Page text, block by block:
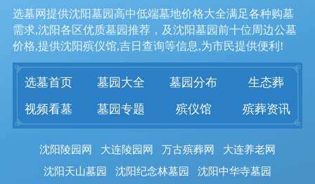
选墓网提供沈阳墓园高中低端墓地价格大全满足各种购墓
需求,沈阳各区优质墓园推荐，及沈阳墓园前十位周边公墓
价格,提供沈阳殡仪馆,吉日查询等信息,为市民提供便利!
选墓首页 墓园大全 墓园分布
生态葬
视频看墓
墓园专题 殡仪馆 殡葬资讯
沈阳陵园网 大连陵园网 万古殡葬网
大连养老网
沈阳天山墓园
沈阳纪念林墓园 沈阳中华寺墓园